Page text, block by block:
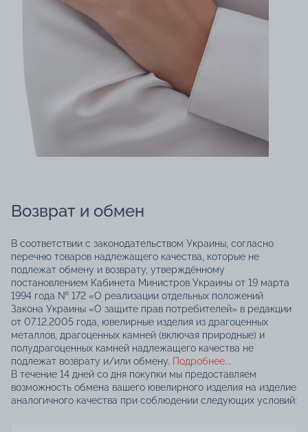
Возврат и обмен
В соответствии с законодательством Украины, согласно
перечню товаров надлежащего качества, которые не
подлежат обмену и возврату, утверждённому
постановлением Кабинета Министров Украины от 19 марта
1994 года № 172 «О реализации отдельных положений
Закона Украины «О защите прав потребителей» в редакции
от 07.12.2005 года, ювелирные изделия из драгоценных
металлов, драгоценных камней (включая природные) и
полудрагоценных камней надлежащего качества не
подлежат возврату и/или обмену. Подробнее...
В течение 14 дней со дня покупки мы предоставляем
возможность обмена вашего ювелирного изделия на изделие
аналогичного качества при соблюдении следующих условий: